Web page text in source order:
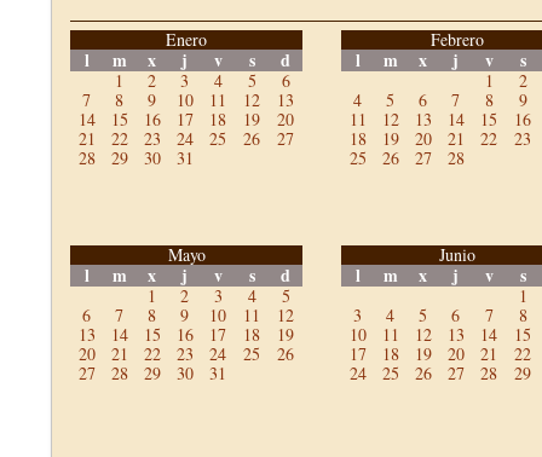
Enero
l m x j v s d
1 2 3 4 5
6
7
8 9 10 11 12
13
14
15 16 17 18 19
20
21
22 23 24 25 26
27
28
29 30 31
Febrero
l m x j v s
1
2
4
5 6 7 8
9
11
12 13 14 15
16
18
19 20 21 22
23
25
26 27 28
Mayo
l m x j v s d
1 2 3 4
5
6
7 8 9 10 11
12
13
14 15 16 17 18
19
20
21 22 23 24 25
26
27
28 29 30 31
Junio
l m x j v s
1
3
4 5 6 7
8
10
11 12 13 14
15
17
18 19 20 21
22
24
25 26 27 28 29